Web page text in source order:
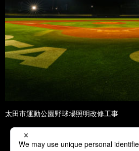
太田市運動公園野球場照明改修工事